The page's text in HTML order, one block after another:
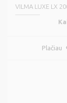
VILMA LUXE LX
Plačiau